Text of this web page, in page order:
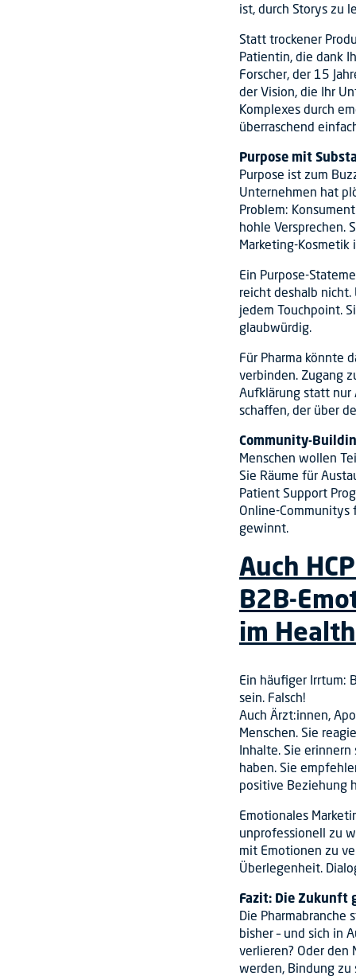
ist, durch Storys zu
Statt trockener
Patientin, die dank
Forscher, der 15
der Vision, die Ihr
Komplexes durch
überraschend
Purpose mit
Purpose ist zum
Unternehmen hat
Problem:
hohle Versprechen.
Marketing-Kosmetik
Ein Purpose-
reicht deshalb nicht.
jedem Touchpoint.
glaubwürdig.
Für Pharma könnte
verbinden. Zugang
Aufklärung statt nur
schaffen, der über
Community-
Menschen wollen
Sie Räume für
Patient Support
Online-Communitys
gewinnt.
Auch
B2B-
im
Ein häufiger Irrtum:
sein. Falsch!
Auch Ärzt:innen,
Menschen. Sie
Inhalte. Sie erinnern
haben. Sie
positive Beziehung
Emotionales
unprofessionell zu
mit Emotionen zu
Überlegenheit.
Fazit: Die Zukunft
Die Pharmabranche
bisher – und sich in
verlieren? Oder den
werden, Bindung zu